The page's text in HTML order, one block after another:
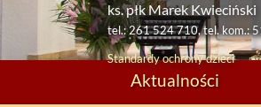
ks. płk Marek Kwieciński
tel.: 261 524 710, tel. kom.:
Standardy ochrony dzieci
Aktualności